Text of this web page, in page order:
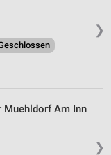
❯
❯
Muehldorf Am Inn